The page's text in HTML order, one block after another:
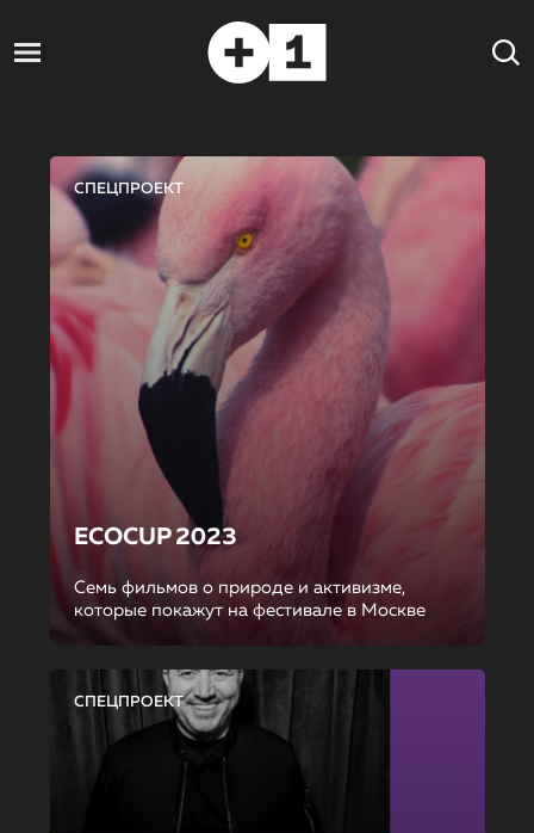
СПЕЦПРОЕКТ
ECOCUP 2023
Семь фильмов о природе и активизме,
которые покажут на фестивале в Москве
СПЕЦПРОЕКТ